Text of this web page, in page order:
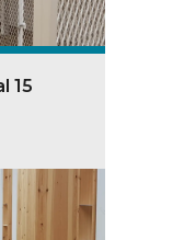
15